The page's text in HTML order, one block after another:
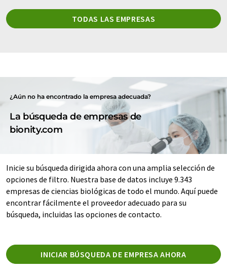
TODAS LAS EMPRESAS
¿Aún no ha encontrado la empresa adecuada?
La búsqueda de empresas de
bionity.com
Inicie su búsqueda dirigida ahora con una amplia selección de
opciones de filtro. Nuestra base de datos incluye 9.343
empresas de ciencias biológicas de todo el mundo. Aquí puede
encontrar fácilmente el proveedor adecuado para su
búsqueda, incluidas las opciones de contacto.
INICIAR BÚSQUEDA DE EMPRESA AHORA